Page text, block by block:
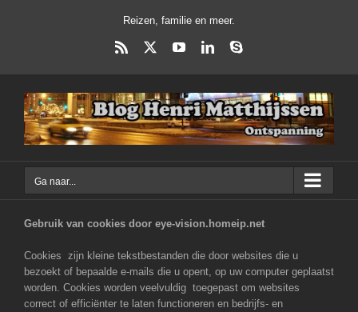
Reizen, familie en meer.
Rss YouTubeLinkedInSkype
Ga naar...
Gebruik van cookies door eye-vision.homeip.net
Cookies zijn kleine tekstbestanden die door websites die u
bezoekt of bepaalde e-mails die u opent, op uw computer geplaatst
worden. Cookies worden veelvuldig toegepast om websites
correct of efficiënter te laten functioneren en bedrijfs- en